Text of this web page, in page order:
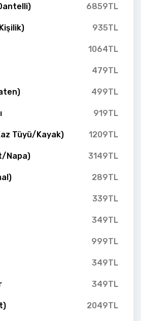
6859TL
935TL
1064TL
479TL
499TL
919TL
Tüyü/Kayak) 1209TL
Napa) 3149TL
289TL
339TL
349TL
999TL
349TL
349TL
2049TL